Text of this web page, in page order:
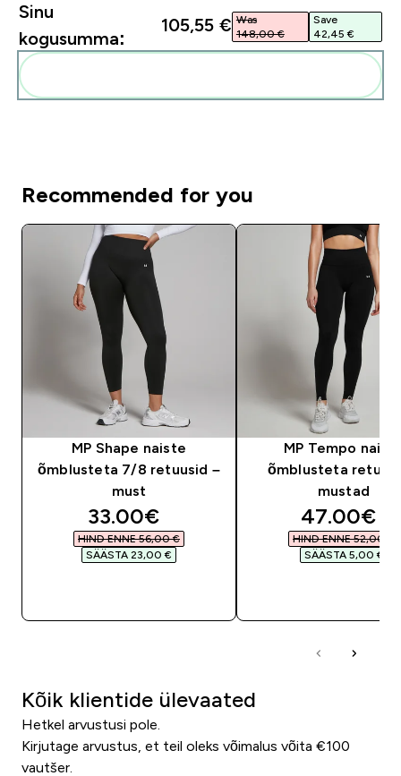
Sinu
kogusumma:
105,55 €‎ Was
148,00 €‎
Save
42,45 €‎
Recommended for you
MP Shape naiste
õmblusteta 7/8 retuusid –
must
discounted price
33.00€‎
HIND ENNE 56,00 €‎
SÄÄSTA 23,00 €‎
MP Tempo
õmblusteta
mustad
47.00€‎
HIND ENNE 52,00 €‎
SÄÄSTA 5,00 €‎
Kõik klientide ülevaated
Hetkel arvustusi pole.
Kirjutage arvustus, et teil oleks võimalus võita €100
vautšer.